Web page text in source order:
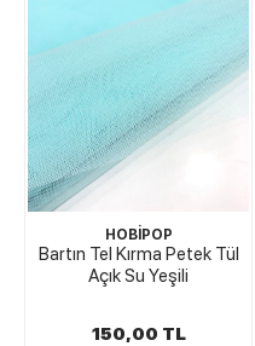
HOBİPOP
Bartın Tel Kırma Petek Tül
Açık Su Yeşili
150,00 TL